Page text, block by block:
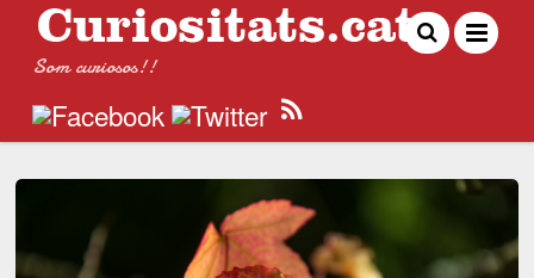
Som curiosos!!